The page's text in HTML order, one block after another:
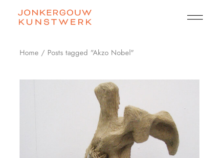
content
Home Posts tagged "Akzo Nobel"